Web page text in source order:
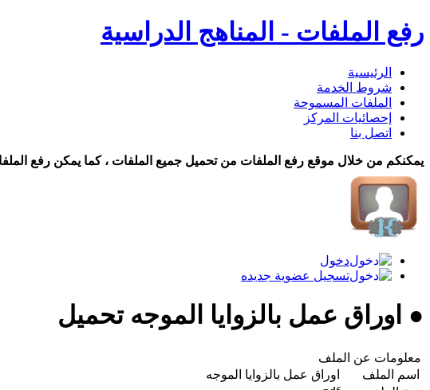
رفع الملفات - المناهج الدراسية
الرئيسية
شروط الخدمة
الملفات المسموحة
إحصائيات المركز
اتصل بنا
يمكنكم من خلال موقع رفع الملفات من تحميل جميع الملفات ، كما يمكن رفع
دخول
تسجيل عضوية جديده
● اوراق عمل بالزوايا الموجه تحميل
معلومات عن الملف
اسم الملف
اوراق عمل بالزوايا الموجه